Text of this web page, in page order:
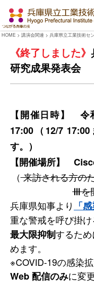
HOME > 講演会関連 > 兵庫県立工業技術セ
研究成果発表会
【開催日時】 令
17:00（12/7
す。）
【開催場所】
（来訪される方の
Ⅲを
兵庫県知事より 「
重な警戒を呼び掛け
最大限抑制するた
めます。
※COVID-19の感染
Web 配信のみに変